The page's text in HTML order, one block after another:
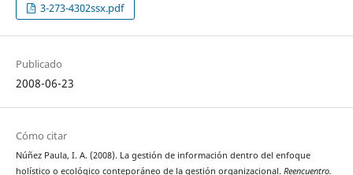
3-273-4302ssx.pdf
Publicado
2008-06-23
Cómo citar
Núñez Paula, I. A. (2008). La gestión de información dentro del enfoque
holístico o ecológico conteporáneo de la gestión organizacional. Reencuentro.